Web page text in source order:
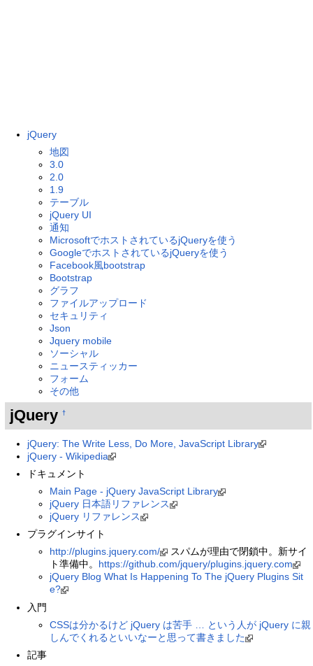
jQuery
地図
3.0
2.0
1.9
テーブル
jQuery UI
通知
MicrosoftでホストされているjQueryを使う
GoogleでホストされているjQueryを使う
Facebook風bootstrap
Bootstrap
グラフ
ファイルアップロード
セキュリティ
Json
Jquery mobile
ソーシャル
ニュースティッカー
フォーム
その他
jQuery †
jQuery: The Write Less, Do More, JavaScript Library
jQuery - Wikipedia
ドキュメント
Main Page - jQuery JavaScript Library
jQuery 日本語リファレンス
jQuery リファレンス
プラグインサイト
http://plugins.jquery.com/
スパムが理由で閉鎖中。新サイ
ト準備中。 https://github.com/jquery/plugins.jquery.com
jQuery Blog What Is Happening To The jQuery Plugins Sit
e?
入門
CSSは分かるけど jQuery は苦手 … という人が jQuery に親
しんでくれるといいなーと思って書きました
記事